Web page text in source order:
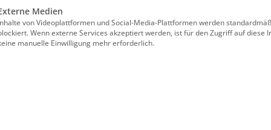
sich fortwährend und erfordern von
Neben „klassischen“ Themen
rechtliche Weiterentwicklungen sowie die
weiter an Gewicht. Vor diesem
Medien
von Videoplattformen und Social-Media-Plattformen werden
Wenn externe Services akzeptiert werden, ist für den Zugriff auf diese
manuelle Einwilligung mehr erforderlich.